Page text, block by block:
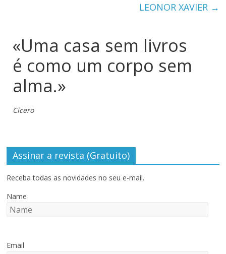
LEONOR XAVIER →
«Uma casa sem livros
é como um corpo sem
alma.»
Cícero
Assinar a revista (Gratuito)
Receba todas as novidades no seu e-mail.
Name
Email